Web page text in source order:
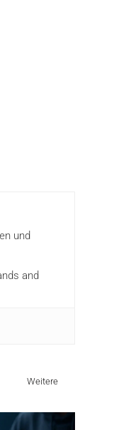
und
and
Weitere